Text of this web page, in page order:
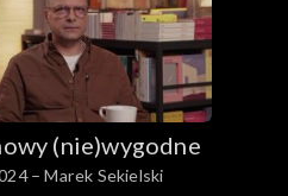
(nie)wygodne
– Marek Sekielski